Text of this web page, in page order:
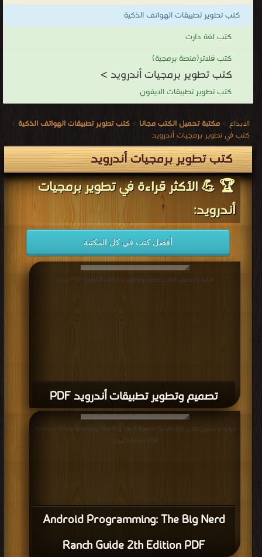
دعم واجهة برمجة التطبيقات مقيد. تسمح بعض لغات وأدوات البرمجة
بدعم التطبيق عبر الأنظمة (مثل أندرويد وآي أو إس). اعتبارا من يوليو عام
كتب تطوير برمجيات أندرويد
كتب تطوير تطبيقات الهواتف الذكية
كتب لغة دارت
كتب فلاتر(منصة برمجية)
كتب تطوير برمجيات أندرويد >
كتب تطوير تطبيقات الايفون
الابداع > مكتبة تحميل الكتب مجانا > كتب تطوير تطبيقات الهواتف الذكية >
كتب في تطوير برمجيات أندرويد
كتب تطوير برمجيات أندرويد
🏆 💪 الأكثر قراءة في تطوير برمجيات
أندرويد:
أفضل كتب في كل المكتبة
تصميم وتطوير تطبيقات أندرويد PDF
قراءة و تحميل كتاب تصميم وتطوير تطبيقات أندرويد PDF مجانا
Android Programming: The Big Nerd
Ranch Guide 2th Edition PDF
قراءة و تحميل كتاب Android Programming: The Big Nerd Ranch Guide 2th
Edition PDF مجانا